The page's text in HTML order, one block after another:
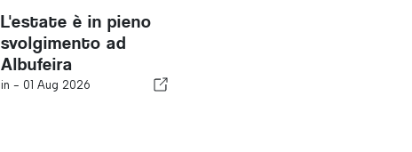
L'estate è in pieno
svolgimento ad
Albufeira
in - 01 Aug 2026